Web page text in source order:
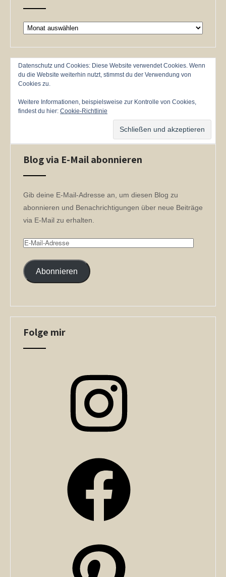
Archiv
Datenschutz und Cookies: Diese Website verwendet Cookies. Wenn
du die Website weiterhin nutzt, stimmst du der Verwendung von
Cookies zu.
Weitere Informationen, beispielsweise zur Kontrolle von Cookies,
findest du hier: Cookie-Richtlinie
Blog via E-Mail abonnieren
Gib deine E-Mail-Adresse an, um diesen Blog zu
abonnieren und Benachrichtigungen über neue Beiträge
via E-Mail zu erhalten.
E-
AdresseAbonnieren
Folge mir